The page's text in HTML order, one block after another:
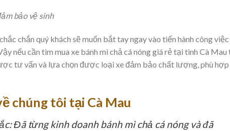
bảo vệ sinh
chắn quý khách sẽ muốn bắt tay ngay vào tiến hành công việc
nếu cần tìm mua xe bánh mì chả cá nóng giá rẻ tại tinh Cà Mau
tư vấn và lựa chọn được loại xe đảm bảo chất lượng, phù hợp
chúng tôi tại Cà Mau
Đã từng kinh doanh bánh mì chả cá nóng và đã